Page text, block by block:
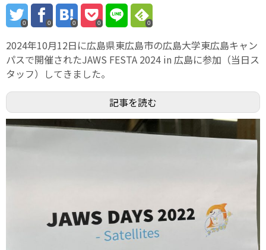
0 0 0 0 0
2024年10月12日に広島県東広島市の広島大学東広島キャン
パスで開催されたJAWS FESTA 2024 in 広島に参加（当日ス
タッフ）してきました。
記事を読む